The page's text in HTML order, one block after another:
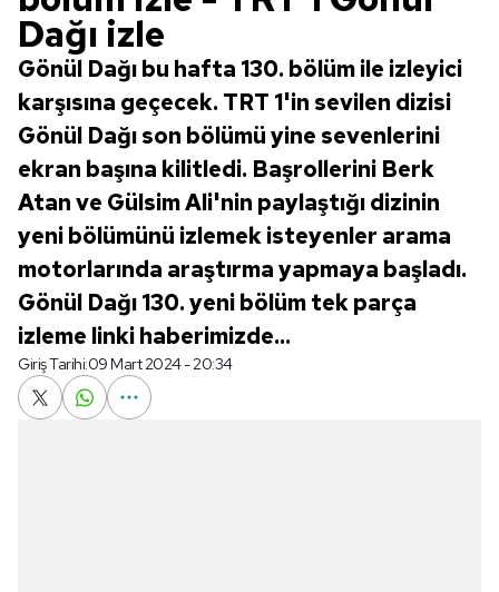
Dağı izle
Gönül Dağı bu hafta 130. bölüm ile izleyici
karşısına geçecek. TRT 1'in sevilen dizisi
Gönül Dağı son bölümü yine sevenlerini
ekran başına kilitledi. Başrollerini Berk
Atan ve Gülsim Ali'nin paylaştığı dizinin
yeni bölümünü izlemek isteyenler arama
motorlarında araştırma yapmaya başladı.
Gönül Dağı 130. yeni bölüm tek parça
izleme linki haberimizde...
Giriş Tarihi:09 Mart 2024 - 20:34